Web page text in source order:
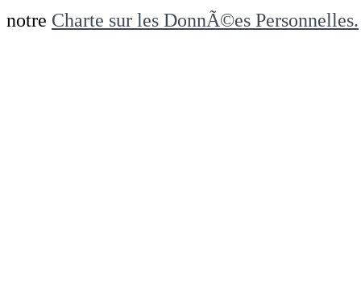
notre Charte sur les DonnÃ©es Personnelles.